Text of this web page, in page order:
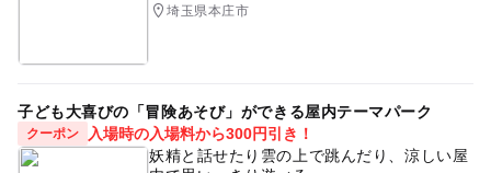
埼玉県本庄市
子ども大喜びの「冒険あそび」ができる屋内テーマパーク
クーポン
入場時の入場料から300円引き！
妖精と話せたり雲の上で跳んだり、涼しい屋